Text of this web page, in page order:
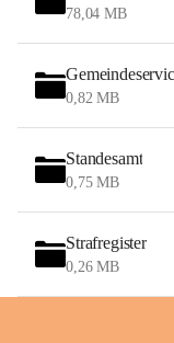
78,04 MB
0,82 MB
Standesamt
0,75 MB
Strafregister
0,26 MB